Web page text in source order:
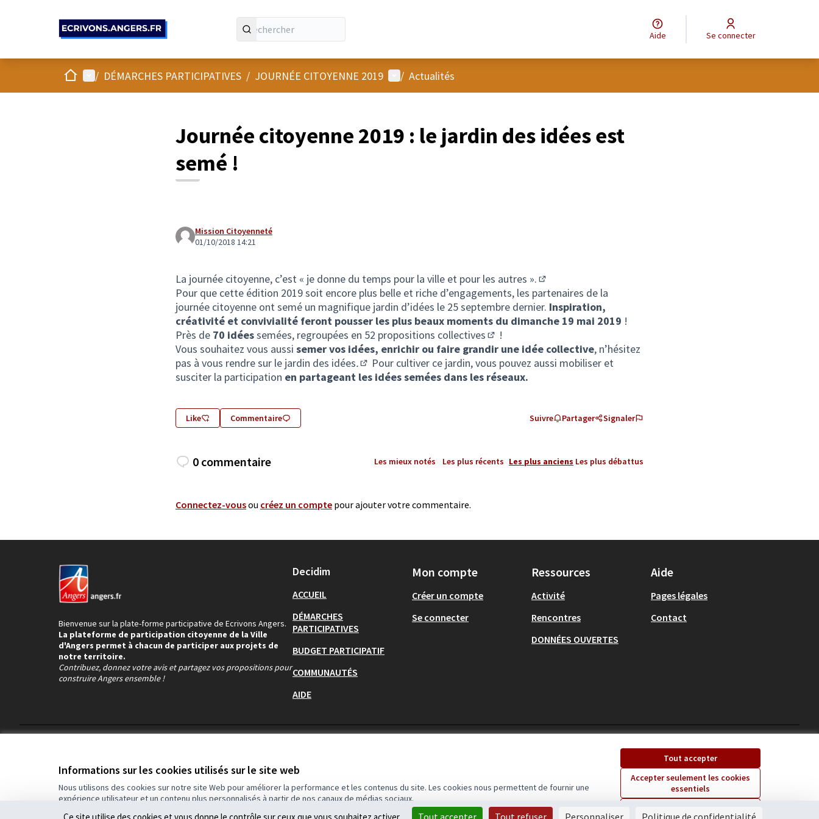
Informations sur les cookies utilisés sur le site web
Nous utilisons des cookies sur notre site Web pour améliorer la performance et les contenus du site. Les cookies nous permettent de fournir une
expérience utilisateur et un contenu plus personnalisés à partir de nos canaux de médias sociaux.
Tout accepter
Accepter seulement les cookies
essentiels
Aide Se connecter
AccueilMenu principal
/ DÉMARCHES PARTICIPATIVES / JOURNÉE CITOYENNE 2019 Menu utilisateur
/ Actualités
Journée citoyenne 2019 : le jardin des idées est
semé !
Mission Citoyenneté
01/10/2018 14:21
La journée citoyenne, c’est « je donne du temps pour la ville et pour les autres ».
(S'ouvre dans un nouvel onglet)
Pour que cette édition 2019 soit encore plus belle et riche d’engagements, les partenaires de la
journée citoyenne ont semé un magnifique jardin d’idées le 25 septembre dernier. Inspiration,
créativité et convivialité feront pousser les plus beaux moments du dimanche 19 mai 2019 !
Près de 70 idéessemées, regroupées en 52 propositions collectives
(S'ouvre dans un nouvel onglet)
!
Vous souhaitez vous aussi semer vos idées, enrichir ou faire grandir une idée collective, n’hésitez
pas à vous rendre sur le jardin des idées.
(S'ouvre dans un nouvel onglet)
Pour cultiver ce jardin, vous pouvez aussi mobiliser et
susciter la participation en partageant les idées semées dans les réseaux.
Like Commentaire Suivre Partager Signaler
0 commentaire Les mieux notés Les plus récents Les plus anciens Les plus débattus
Connectez-vousou créez un compte pour ajouter votre commentaire.
Bienvenue sur la plate-forme participative de Ecrivons Angers.
La plateforme de participation citoyenne de la Ville
d'Angers permet à chacun de participer aux projets de
notre territoire.
Contribuez, donnez votre avis et partagez vos propositions pour
construire Angers ensemble !
Decidim
ACCUEIL
DÉMARCHES
PARTICIPATIVES
BUDGET PARTICIPATIF
COMMUNAUTÉS
AIDE
Mon compte
Créer un compte
Se connecter
Ressources
Activité
Rencontres
DONNÉES OUVERTES
Aide
Pages légales
Contact
(Lien externe)(Lien externe)
(Lien externe)
Site réalisé grâce aulogiciel libre Decidim .
Licence Creative
(Lien externe)
Tout accepter Tout refuser Personnaliser Politique de confidentialité